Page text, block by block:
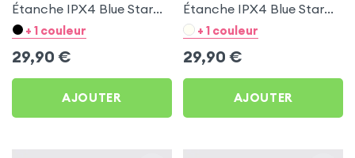
Étanche IPX4 Blue Star
Blanc pour Nokia 5
+ 1 couleur
29,90 €
AJOUTER
Étanche IPX4 Blue Star
Noir pour Nokia 5
+ 1 couleur
29,90 €
AJOUTER